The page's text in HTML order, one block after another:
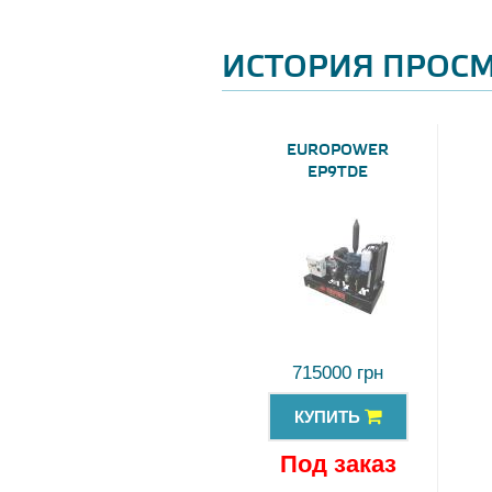
ИСТОРИЯ
EUROPOWER
EP9TDE
715000 грн
КУПИТЬ
Под заказ